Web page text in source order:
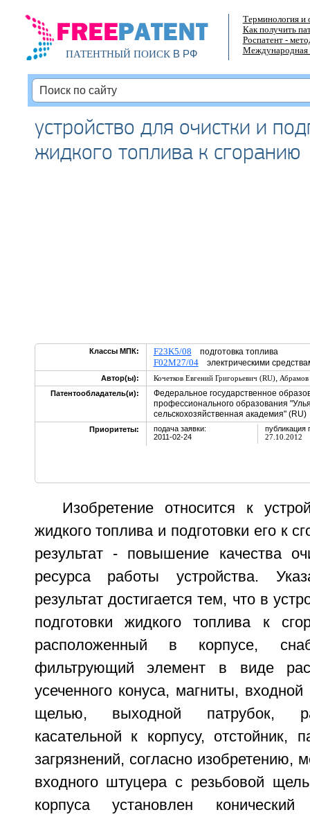
ПАТЕНТНЫЙ ПОИСКВ РФ
Терминология и
Как получить
Роспатент -
Международная
устройство для очистки и
жидкого топлива к сгоранию
Классы МПК: F23K5/08 подготовка топлива
F02M27/04электрическими
Автор(ы): Кочетков Евгений Григорьевич (RU), Абрамов
Патентообладатель(и):
Федеральное государственное
профессионального образования
сельскохозяйственная академия" (RU)
Приоритеты:
подача заявки:
2011-02-24
публикация
27.10.2012
Изобретение относится к
жидкого топлива и подготовки его к
результат - повышение качества
ресурса работы устройства.
результат достигается тем, что в
подготовки жидкого топлива к
расположенный в корпусе,
фильтрующий элемент в виде
усеченного конуса, магниты,
щелью, выходной патрубок,
касательной к корпусу, отстойник,
загрязнений, согласно изобретению,
входного штуцера с резьбовой
корпуса установлен